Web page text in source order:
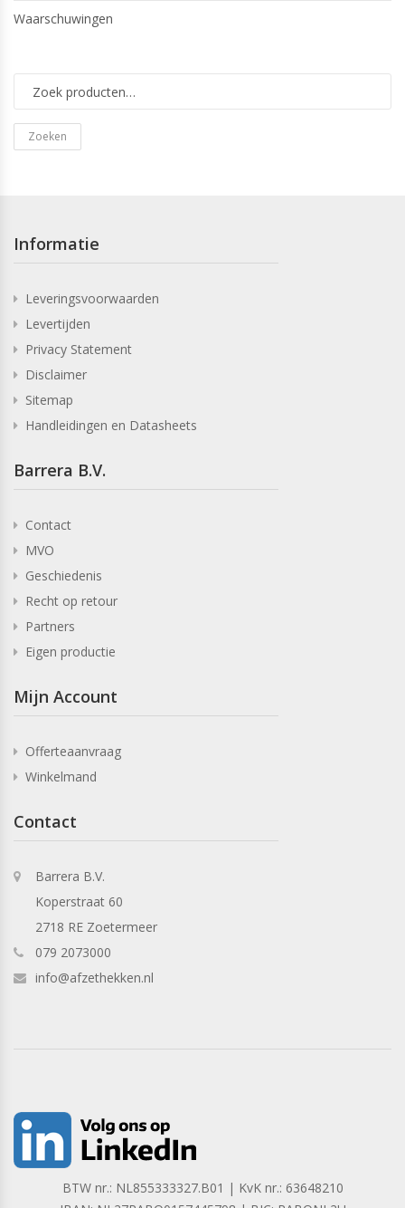
Waarschuwingen
Zoeken
Informatie
Leveringsvoorwaarden
Levertijden
Privacy Statement
Disclaimer
Sitemap
Handleidingen en Datasheets
Barrera B.V.
Contact
MVO
Geschiedenis
Recht op retour
Partners
Eigen productie
Mijn Account
Offerteaanvraag
Winkelmand
Contact
Barrera B.V.
Koperstraat 60
2718 RE Zoetermeer
079 2073000
info@afzethekken.nl
BTW nr.: NL855333327.B01 | KvK nr.: 63648210